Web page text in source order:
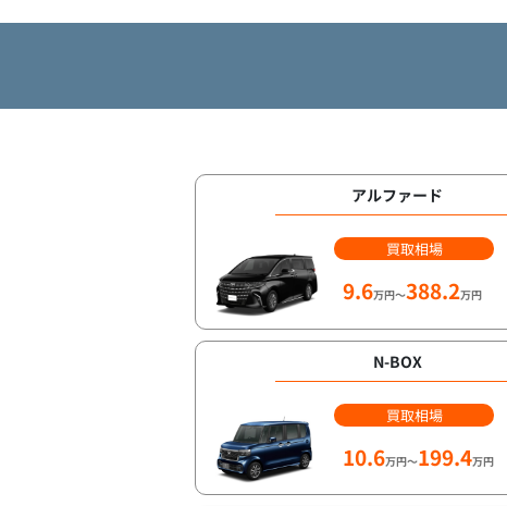
アルファード
買取相場
9.6万円～388.2万円
N-BOX
買取相場
10.6万円～199.4万円